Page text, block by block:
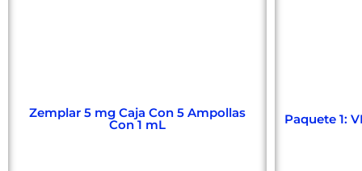
Zemplar 5 mg Caja Con 5 Ampollas
Con 1 mL Paquete 1: